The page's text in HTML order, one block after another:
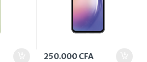
250.000 CFA